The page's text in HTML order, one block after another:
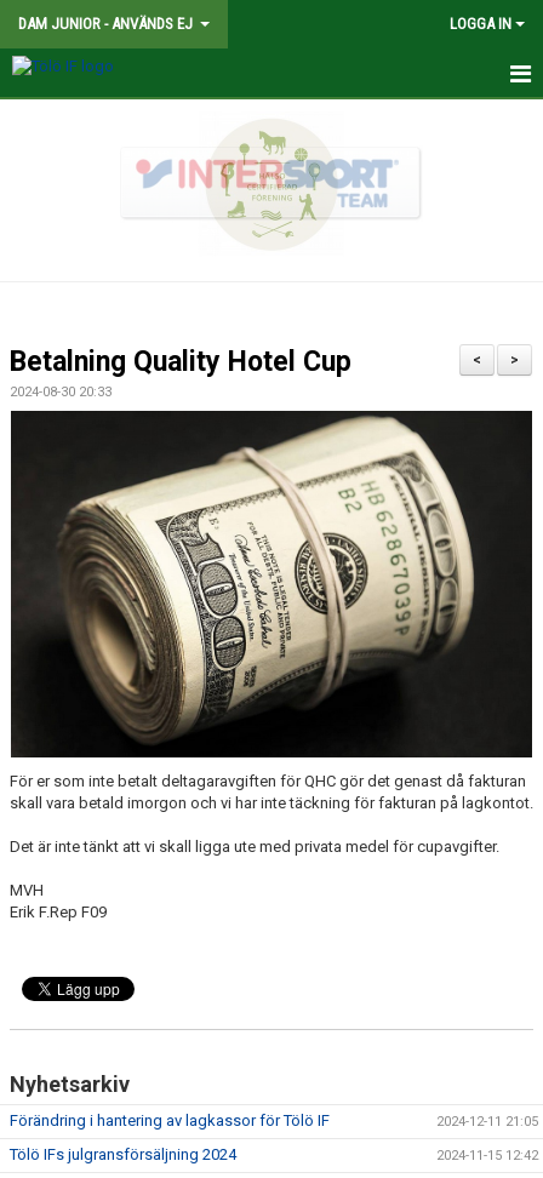
DAM JUNIOR - ANVÄNDS EJ LOGGA IN
BILDGALLERI
>
<
Betalning Quality Hotel Cup
2024-08-30 20:33
För er som inte betalt deltagaravgiften för QHC gör det genast då fakturan
skall vara betald imorgon och vi har inte täckning för fakturan på lagkontot.
Det är inte tänkt att vi skall ligga ute med privata medel för cupavgifter.
MVH
Erik F.Rep F09
Nyhetsarkiv
Förändring i hantering av lagkassor för Tölö IF 2024-12-11 21:05
Tölö IFs julgransförsäljning 2024 2024-11-15 12:42